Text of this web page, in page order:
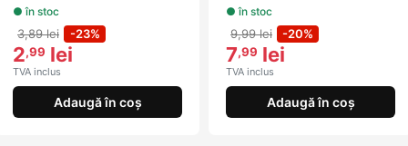
● în stoc
3,89 lei -23%
2,99 lei
TVA inclus
Adaugă în coș
● în stoc
9,99 lei -20%
7,99 lei
TVA inclus
Adaugă în coș